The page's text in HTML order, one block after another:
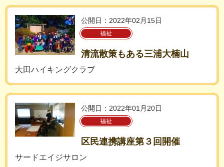
公開日：2022年02月15日
福祉
清流散策もある三浦大楠山
大田ハイキングクラブ
公開日：2022年01月20日
福祉
区民連携講座第３回開催
サードエイジサロン